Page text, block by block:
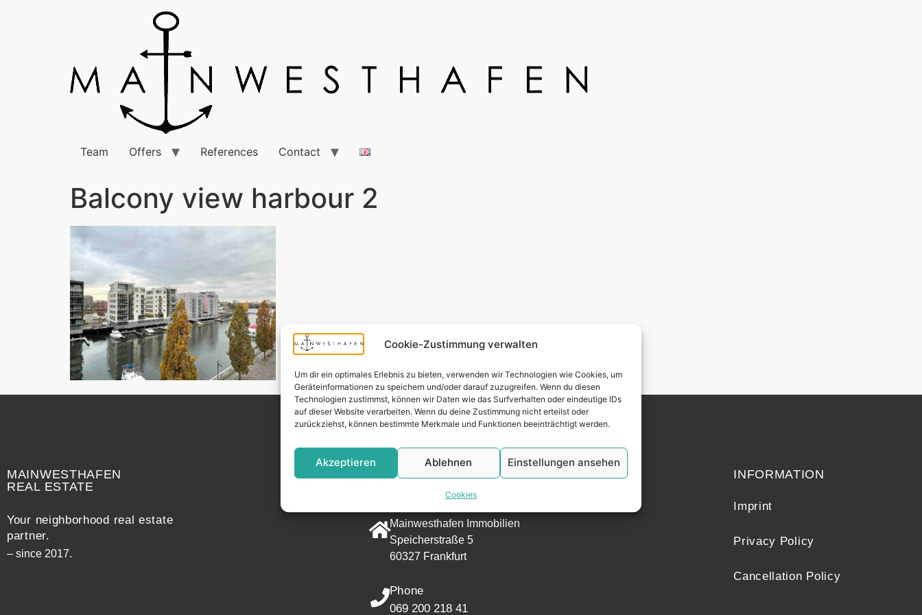
Cookie-Zustimmung verwalten
Um dir ein optimales Erlebnis zu bieten, verwenden wir Technologien wie Cookies, um
Geräteinformationen zu speichern und/oder darauf zuzugreifen. Wenn du diesen
Technologien zustimmst, können wir Daten wie das Surfverhalten oder eindeutige IDs
auf dieser Website verarbeiten. Wenn du deine Zustimmung nicht erteilst oder
zurückziehst, können bestimmte Merkmale und Funktionen beeinträchtigt werden.
Akzeptieren Ablehnen Einstellungen ansehen
Cookies
Team Offers References Contact
Balcony view harbour 2
MAINWESTHAFEN
REAL ESTATE
Your neighborhood real estate
partner.
– since 2017.
CONTACT
Mainwesthafen Immobilien
Speicherstraße 5
60327 Frankfurt
Phone
069 200 218 41
Widerrufsrecht
INFORMATION
Imprint
Privacy Policy
Cancellation Policy